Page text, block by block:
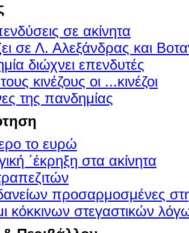
σε ακίνητα
σε Λ. Αλεξάνδρας και
διώχνει επενδυτές
κινέζους οι ...κινέζοι
της πανδημίας
το ευρώ
΄έκρηξη στα ακίνητα
προσαρμοσμένες
κόκκινων στεγαστικών